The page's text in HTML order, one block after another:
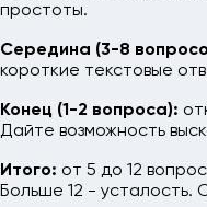
простоты.
Середина (3-8
короткие текстовые
Конец (1-2 вопроса):
Дайте возможность
Итого: от 5 до 12
Больше 12 - усталость.